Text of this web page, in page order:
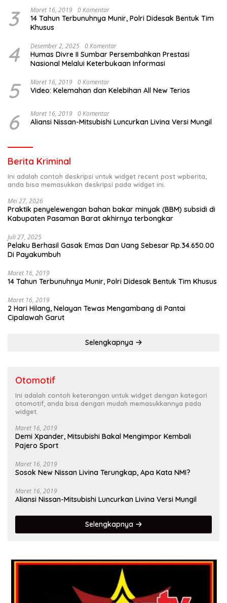
3 Maret 16, 2019 0 Komentar
14 Tahun Terbunuhnya Munir, Polri Didesak Bentuk Tim
Khusus
4 Desember 2, 2025 0 Komentar
Humas Divre II Sumbar Persembahkan Prestasi
Nasional Melalui Keterbukaan Informasi
5 Maret 16, 2019 0 Komentar
Video: Kelemahan dan Kelebihan All New Terios
6 Maret 16, 2019 0 Komentar
Aliansi Nissan-Mitsubishi Luncurkan Livina Versi Mungil
Berita Kriminal
Ini adalah contoh deskripsi untuk widget recent post wpberita,
anda bisa memasukkan deskripsi pada widget ini.
Mei 27, 2026
Praktik penyelewengan bahan bakar minyak (BBM) subsidi di
Kabupaten Pasaman Barat akhirnya terbongkar
Juli 27, 2025
Pelaku Berhasil Gasak Emas Dan Uang Sebesar Rp.34.650.00
Di Payakumbuh
Maret 16, 2019
14 Tahun Terbunuhnya Munir, Polri Didesak Bentuk Tim Khusus
Maret 16, 2019
2 Hari Hilang, Nelayan Tewas Mengambang di Pantai
Cipalawah Garut
Selengkapnya
Otomotif
Ini adalah contoh keterangan untuk widget dengan kategori
otomotif, anda bisa dengan mudah memasukkannya pada
widget.
Maret 16, 2019
Demi Xpander, Mitsubishi Bakal Mengimpor Kembali
Pajero Sport
Maret 16, 2019
Sosok New Nissan Livina Terungkap, Apa Kata NMI?
Maret 16, 2019
Aliansi Nissan-Mitsubishi Luncurkan Livina Versi Mungil
Selengkapnya